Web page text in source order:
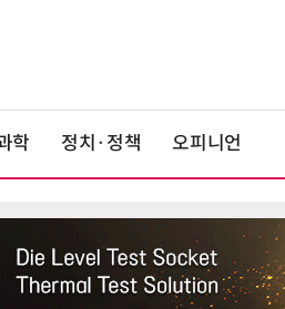
학 정치·정책 오피니언